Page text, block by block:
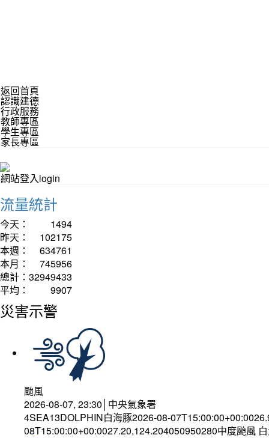
返回首頁
認識建德
行政服務
教師專區
學生專區
家長專區
網站登入login
流量統計
今天：
1494
昨天：
102175
本週：
634761
本月：
745956
總計： 32949433
平均：
9907
災害示警
颱風
2026-08-07, 23:30│中央氣象署
4SEA13DOLPHIN白海豚2026-08-
08T15:00:00+00:0027.20,124.204050950280中度颱風